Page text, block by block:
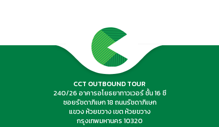
ค้นหาทัวร์
CCT OUTBOUND TOUR
240/26 อาคารอโยธยาทาวเวอร์ ชั้น 16 ซี
ซอยรัชดาภิเษก 18 ถนนรัชดาภิเษก
แขวง ห้วยขวาง เขต ห้วยขวาง
กรุงเทพมหานคร 10320